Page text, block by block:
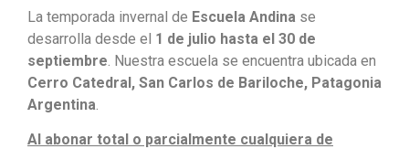
La temporada invernal de Escuela Andina se
desarrolla desde el 1 de julio hasta el 30 de
septiembre . Nuestra escuela se encuentra ubicada en
Cerro Catedral, San Carlos de Bariloche, Patagonia
Argentina
Al abonar total o parcialmente cualquiera de